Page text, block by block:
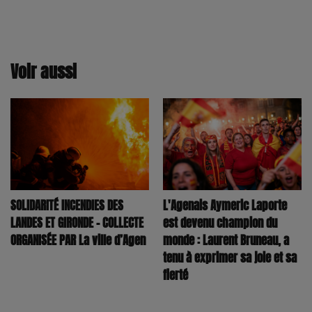
Voir aussi
SOLIDARITÉ INCENDIES DES
LANDES ET GIRONDE – COLLECTE
ORGANISÉE PAR La ville d’Agen
L'Agenais Aymeric Laporte
est devenu champion du
monde : Laurent Bruneau, a
tenu à exprimer sa joie et sa
fierté